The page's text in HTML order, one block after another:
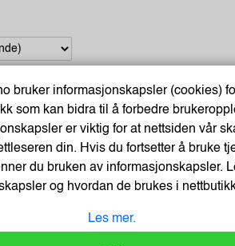
MP-101D Double Matte Photo 240g (20)
/4076C006
på lager.
- Produktet kan ikke bli returnert eller
bruker informasjonskapsler (cookies)
som kan bidra til å forbedre
er viktig for at nettsiden vår
din. Hvis du fortsetter å bruke
du bruken av informasjonskapsler.
og hvordan de brukes i
Les mer.